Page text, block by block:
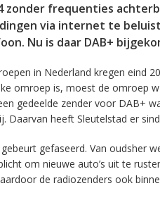
zonder frequenties
via internet te
Nu is daar DAB+
in Nederland kregen eind
omroep is, moest de omroep
gedeelde zender voor DAB+
Daarvan heeft Sleutelstad er
gefaseerd. Van oudsher
om nieuwe auto’s uit te
de radiozenders ook